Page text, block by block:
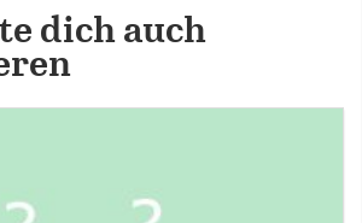
dich auch